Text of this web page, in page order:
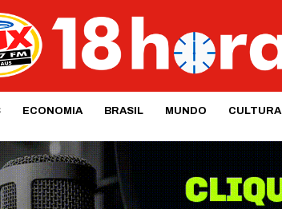
ECONOMIA BRASIL MUNDO CULTURA